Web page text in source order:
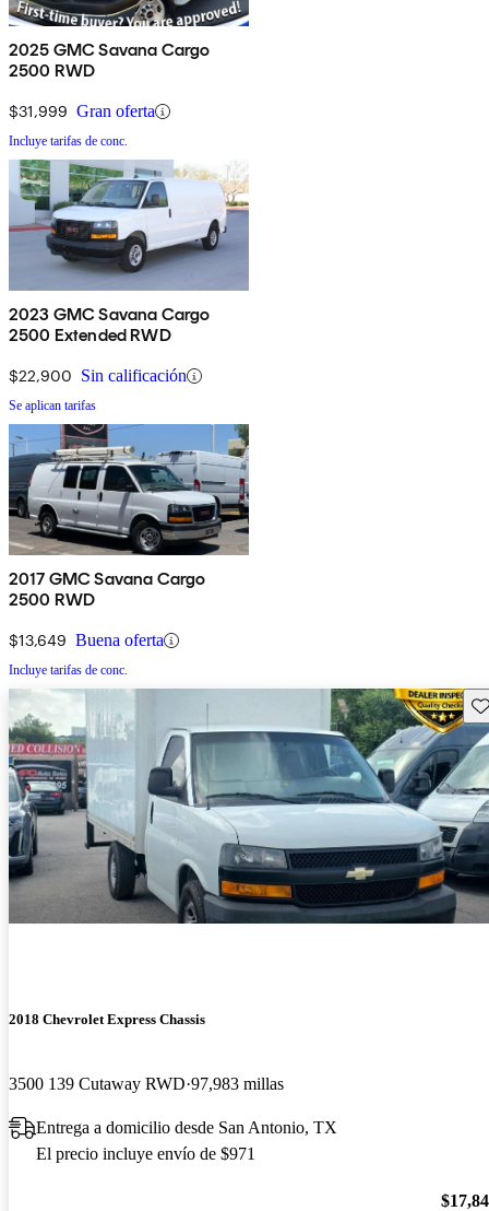
2025 GMC Savana Cargo
2500 RWD
$31,999 Gran oferta
Incluye tarifas de conc.
2023 GMC Savana Cargo
2500 Extended RWD
$22,900 Sin calificación
Se aplican tarifas
2017 GMC Savana Cargo
2500 RWD
$13,649 Buena oferta
Incluye tarifas de conc.
2018 Chevrolet Express Chassis
3500 139 Cutaway RWD 97,983 millas
Entrega a domicilio desde San Antonio, TX
El precio incluye envío de $971